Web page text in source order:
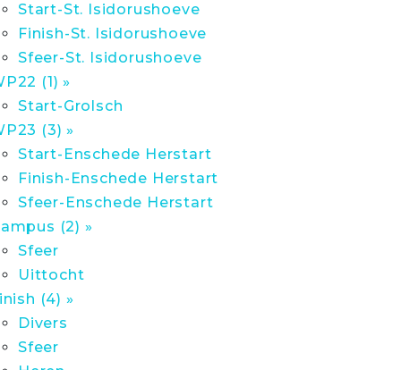
Start-St. Isidorushoeve
Finish-St. Isidorushoeve
Sfeer-St. Isidorushoeve
(1) »
Start-Grolsch
(3) »
Start-Enschede Herstart
Finish-Enschede Herstart
Sfeer-Enschede Herstart
(2) »
Sfeer
Uittocht
(4) »
Divers
Sfeer